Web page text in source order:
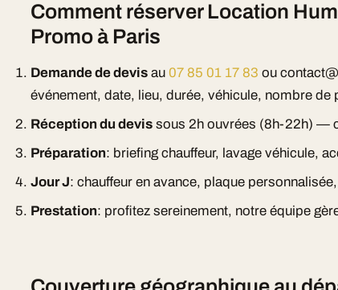
Comment réserver Location
Promo à Paris
Demande de devis au07 85 01 17 83 ou
événement, date, lieu, durée, véhicule, nombre de
Réception du devis sous 2h ouvrées (8h-22h) —
Préparation: briefing chauffeur, lavage véhicule,
Jour J: chauffeur en avance, plaque
Prestation: profitez sereinement, notre équipe